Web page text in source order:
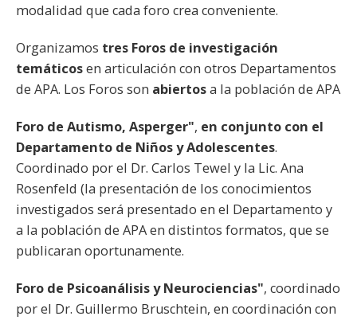
modalidad que cada foro crea conveniente.
Organizamos tres Foros de investigación
temáticosen articulación con otros Departamentos
de APA. Los Foros son abiertosa la población de APA
Foro de Autismo, Asperger", en conjunto con el
Departamento de Niños y Adolescentes.
Coordinado por el Dr. Carlos Tewel y la Lic. Ana
Rosenfeld (la presentación de los conocimientos
investigados será presentado en el Departamento y
a la población de APA en distintos formatos, que se
publicaran oportunamente.
Foro de Psicoanálisis y Neurociencias", coordinado
por el Dr. Guillermo Bruschtein, en coordinación con